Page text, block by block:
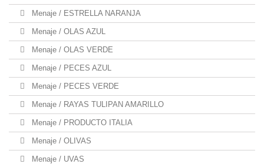
Menaje / ESTRELLA NARANJA
Menaje / OLAS AZUL
Menaje / OLAS VERDE
Menaje / PECES AZUL
Menaje / PECES VERDE
Menaje / RAYAS TULIPAN AMARILLO
Menaje / PRODUCTO ITALIA
Menaje / OLIVAS
Menaje / UVAS